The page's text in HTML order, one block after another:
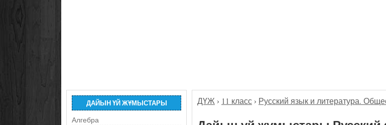
ДАЙЫН ҮЙ ЖҰМЫСТАРЫ
Алгебра
ДҮЖ › 11 класс › Русский язык и литература.